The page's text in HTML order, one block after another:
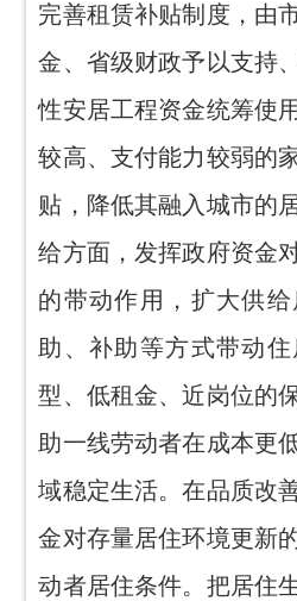
完善租赁补贴制度，由
金、省级财政予以支持
性安居工程资金统筹使
较高、支付能力较弱的
贴，降低其融入城市的
给方面，发挥政府资金
的带动作用，扩大供
助、补助等方式带动
型、低租金、近岗位的
助一线劳动者在成本更
域稳定生活。在品质改
金对存量居住环境更新
动者居住条件。把居住